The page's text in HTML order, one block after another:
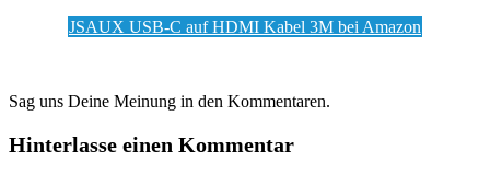
JSAUX USB-C auf HDMI Kabel 3M bei Amazon
Sag uns Deine Meinung in den Kommentaren.
Hinterlasse einen Kommentar